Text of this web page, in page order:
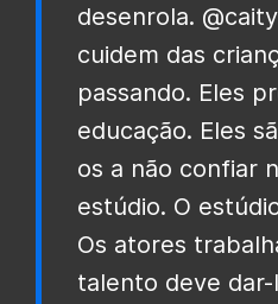
desenrola.
cuidem das
passando. Eles
educação. Eles
os a não confiar
estúdio. O
Os atores
talento deve